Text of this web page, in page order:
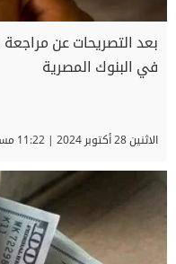
بعد التصريحات عن
في البنوك المصرية
الاثنين 28 أكتوبر 2024 | 11:22 مساءً